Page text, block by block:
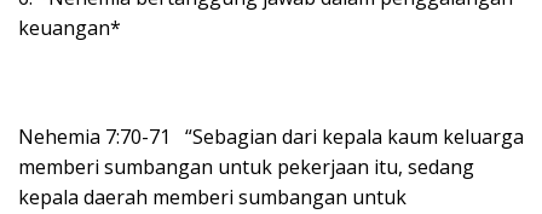
keuangan*
Nehemia 7:70-71 “Sebagian dari kepala kaum keluarga
memberi sumbangan untuk pekerjaan itu, sedang
kepala daerah memberi sumbangan untuk